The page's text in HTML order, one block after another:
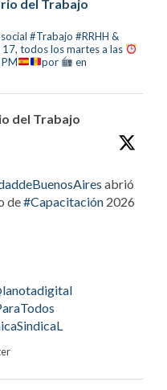
del Trabajo
#Trabajo #RRHH &
todos los martes a las
por
en
del Trabajo
abrió
de#Capacitación 2026